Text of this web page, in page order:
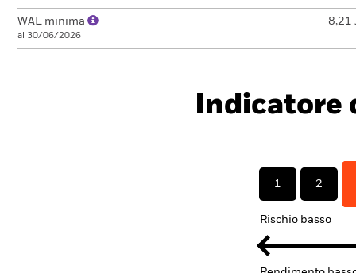
WAL minima
al 30/06/2026
8,21
Indicatore
1 2
Rischio basso